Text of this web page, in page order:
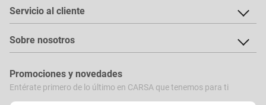
Servicio al cliente
Sobre nosotros
Promociones y novedades
Entérate primero de lo último en CARSA que tenemos para ti